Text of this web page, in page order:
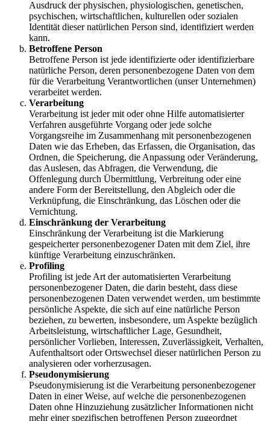
Ausdruck der physischen, physiologischen, genetischen,
psychischen, wirtschaftlichen, kulturellen oder sozialen
Identität dieser natürlichen Person sind, identifiziert werden
kann.
Betroffene Person
Betroffene Person ist jede identifizierte oder identifizierbare
natürliche Person, deren personenbezogene Daten von dem
für die Verarbeitung Verantwortlichen (unser Unternehmen)
verarbeitet werden.
Verarbeitung
Verarbeitung ist jeder mit oder ohne Hilfe automatisierter
Verfahren ausgeführte Vorgang oder jede solche
Vorgangsreihe im Zusammenhang mit personenbezogenen
Daten wie das Erheben, das Erfassen, die Organisation, das
Ordnen, die Speicherung, die Anpassung oder Veränderung,
das Auslesen, das Abfragen, die Verwendung, die
Offenlegung durch Übermittlung, Verbreitung oder eine
andere Form der Bereitstellung, den Abgleich oder die
Verknüpfung, die Einschränkung, das Löschen oder die
Vernichtung.
Einschränkung der Verarbeitung
Einschränkung der Verarbeitung ist die Markierung
gespeicherter personenbezogener Daten mit dem Ziel, ihre
künftige Verarbeitung einzuschränken.
Profiling
Profiling ist jede Art der automatisierten Verarbeitung
personenbezogener Daten, die darin besteht, dass diese
personenbezogenen Daten verwendet werden, um bestimmte
persönliche Aspekte, die sich auf eine natürliche Person
beziehen, zu bewerten, insbesondere, um Aspekte bezüglich
Arbeitsleistung, wirtschaftlicher Lage, Gesundheit,
persönlicher Vorlieben, Interessen, Zuverlässigkeit, Verhalten,
Aufenthaltsort oder Ortswechsel dieser natürlichen Person zu
analysieren oder vorherzusagen.
Pseudonymisierung
Pseudonymisierung ist die Verarbeitung personenbezogener
Daten in einer Weise, auf welche die personenbezogenen
Daten ohne Hinzuziehung zusätzlicher Informationen nicht
mehr einer spezifischen betroffenen Person zugeordnet